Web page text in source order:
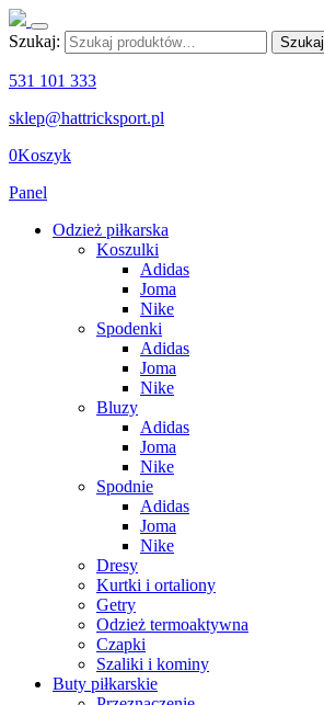
Szukaj: Szukaj
531 101 333
sklep@hattricksport.pl
0Koszyk
Panel
Odzież piłkarska
Koszulki
Adidas
Joma
Nike
Spodenki
Adidas
Joma
Nike
Bluzy
Adidas
Joma
Nike
Spodnie
Adidas
Joma
Nike
Dresy
Kurtki i ortaliony
Getry
Odzież termoaktywna
Czapki
Szaliki i kominy
Buty piłkarskie